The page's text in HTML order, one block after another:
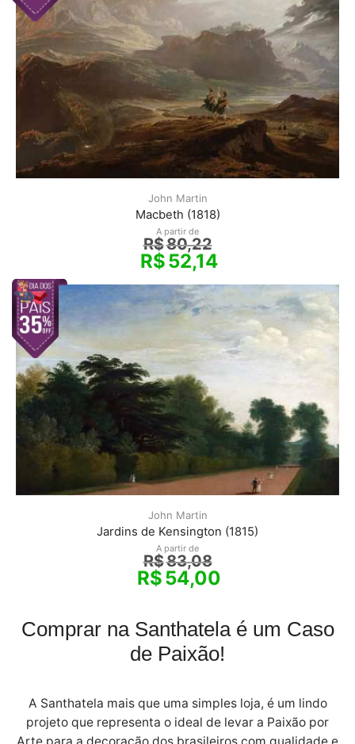
John Martin
Macbeth (1818)
A partir de
R$80,22
R$52,14
John Martin
Jardins de Kensington (1815)
A partir de
R$83,08
R$54,00
Comprar na Santhatela é um Caso
de Paixão!
A Santhatela mais que uma simples loja, é um lindo
projeto que representa o ideal de levar a Paixão por